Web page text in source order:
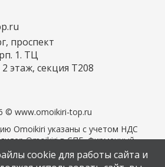
проспект
1. ТЦ
этаж, секция Т208
© www.omoikiri-top.ru
Omoikiri указаны с учетом НДС
Omoikiri в СПБ. Фирменный
OMOIKIRI
cookie для работы сайта и